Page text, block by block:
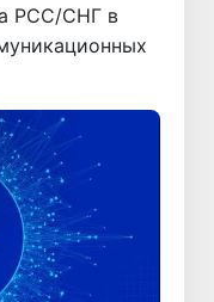
РСС/СНГ в